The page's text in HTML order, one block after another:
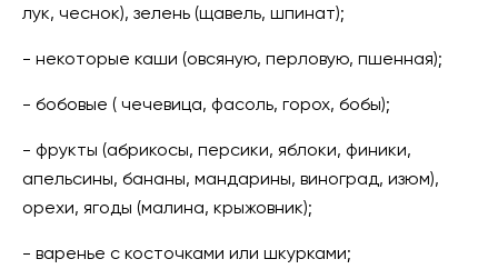
лук, чеснок), зелень (щавель, шпинат);
- некоторые каши (овсяную, перловую, пшенная);
- бобовые ( чечевица, фасоль, горох, бобы);
- фрукты (абрикосы, персики, яблоки, финики,
апельсины, бананы, мандарины, виноград, изюм),
орехи, ягоды (малина, крыжовник);
- варенье с косточками или шкурками;